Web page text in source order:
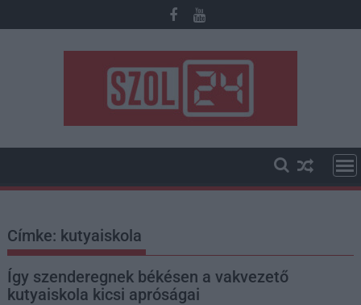
to
Címke: kutyaiskola
Így szenderegnek békésen a vakvezető
kutyaiskola kicsi apróságai